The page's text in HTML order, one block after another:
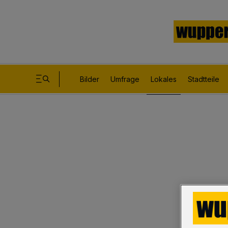
Bilder Umfrage Lokales Stadtteile